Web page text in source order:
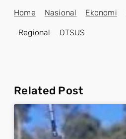
Home Nasional Ekonomi
Regional OTSUS
Related Post